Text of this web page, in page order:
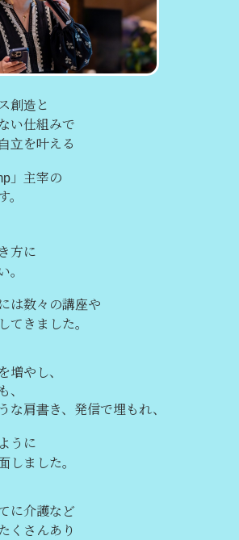
創造と
い仕組みで
立を叶える
」主宰の
。
方に
。
は数々の講座や
てきました。
増やし、
、
な肩書き、発信で埋もれ、
うに
しました。
に介護など
くさんあり